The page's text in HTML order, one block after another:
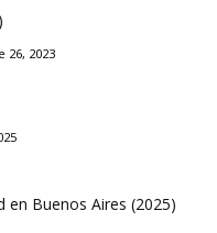
26, 2023
en Buenos Aires (2025)